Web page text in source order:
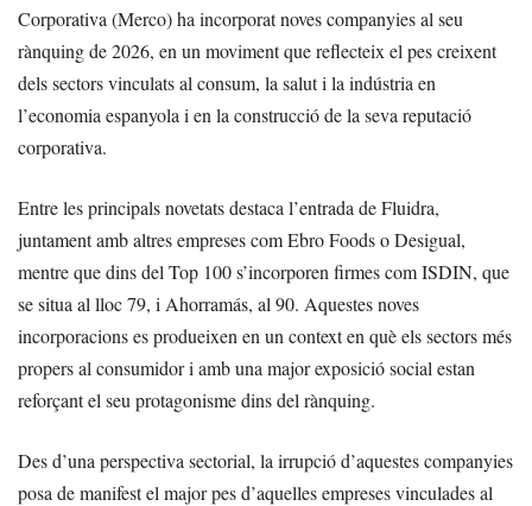
Corporativa (Merco) ha incorporat noves companyies al seu
rànquing de 2026, en un moviment que reflecteix el pes creixent
dels sectors vinculats al consum, la salut i la indústria en
l’economia espanyola i en la construcció de la seva reputació
corporativa.
Entre les principals novetats destaca l’entrada de Fluidra,
juntament amb altres empreses com Ebro Foods o Desigual,
mentre que dins del Top 100 s’incorporen firmes com ISDIN, que
se situa al lloc 79, i Ahorramás, al 90. Aquestes noves
incorporacions es produeixen en un context en què els sectors més
propers al consumidor i amb una major exposició social estan
reforçant el seu protagonisme dins del rànquing.
Des d’una perspectiva sectorial, la irrupció d’aquestes companyies
posa de manifest el major pes d’aquelles empreses vinculades al